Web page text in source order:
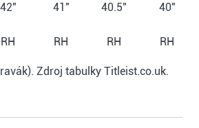
42" 41" 40.5"
40"
RH RH RH RH
Zdroj tabulky Titleist.co.uk.